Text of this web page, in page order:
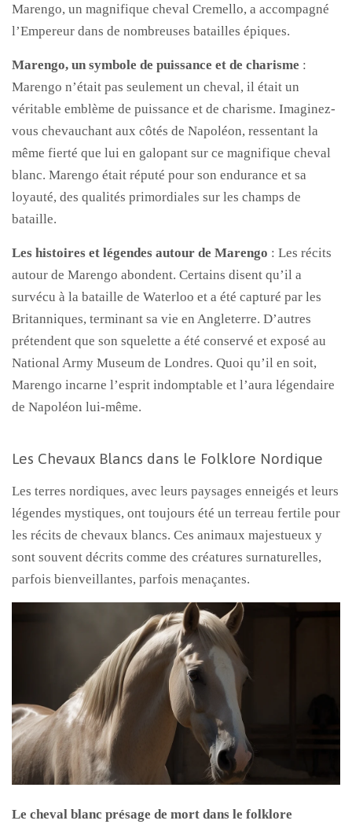
Marengo, un magnifique cheval Cremello, a accompagné
l’Empereur dans de nombreuses batailles épiques.
Marengo, un symbole de puissance et de charisme :
Marengo n’était pas seulement un cheval, il était un
véritable emblème de puissance et de charisme. Imaginez-
vous chevauchant aux côtés de Napoléon, ressentant la
même fierté que lui en galopant sur ce magnifique cheval
blanc. Marengo était réputé pour son endurance et sa
loyauté, des qualités primordiales sur les champs de
bataille.
Les histoires et légendes autour de Marengo : Les récits
autour de Marengo abondent. Certains disent qu’il a
survécu à la bataille de Waterloo et a été capturé par les
Britanniques, terminant sa vie en Angleterre. D’autres
prétendent que son squelette a été conservé et exposé au
National Army Museum de Londres. Quoi qu’il en soit,
Marengo incarne l’esprit indomptable et l’aura légendaire
de Napoléon lui-même.
Les Chevaux Blancs dans le Folklore Nordique
Les terres nordiques, avec leurs paysages enneigés et leurs
légendes mystiques, ont toujours été un terreau fertile pour
les récits de chevaux blancs. Ces animaux majestueux y
sont souvent décrits comme des créatures surnaturelles,
parfois bienveillantes, parfois menaçantes.
Le cheval blanc présage de mort dans le folklore